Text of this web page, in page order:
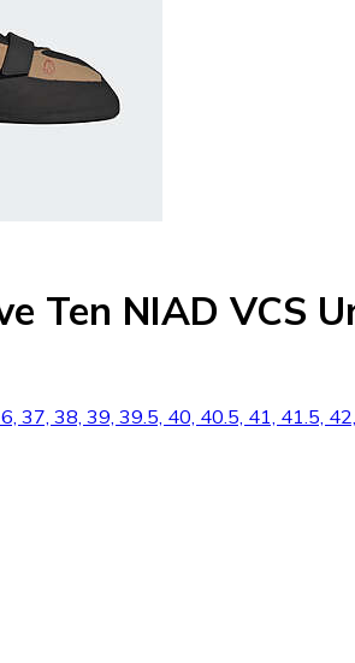
Ten NIAD VCS
37, 38, 39, 39.5, 40, 40.5, 41, 41.5,